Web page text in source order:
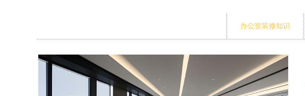
办公室装修知识